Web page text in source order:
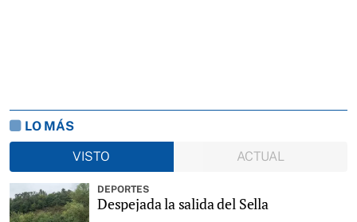
LO MÁS
VISTO
ACTUAL
DEPORTES
Despejada la salida del Sella